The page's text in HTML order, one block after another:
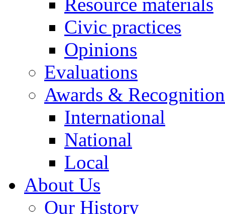
Civic practices
Opinions
Evaluations
Awards &
International
National
Local
About Us
Our History